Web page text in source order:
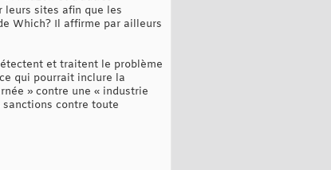
sites afin que les
Which? Il affirme par ailleurs
et traitent le problème
qui pourrait inclure la
» contre une « industrie
contre toute